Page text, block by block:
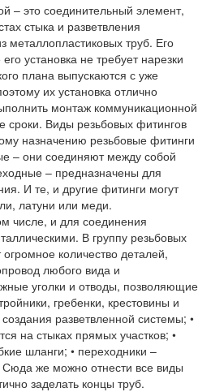
– это соединительный элемент,
стыка и разветвления
металлопластиковых труб. Его
установка не требует нарезки
плана выпускаются с уже
их установка отлично
монтаж коммуникационной
сроки. Виды резьбовых фитингов
назначению резьбовые фитинги
– они соединяют между собой
– предназначены для
И те, и другие фитинги могут
латуни или меди.
числе, и для соединения
В группу резьбовых
количество деталей,
любого вида и
уголки и отводы, позволяющие
гребенки, крестовины и
разветвленной системы; •
на стыках прямых участков; •
шланги; • переходники –
же можно отнести все виды
заделать концы труб.